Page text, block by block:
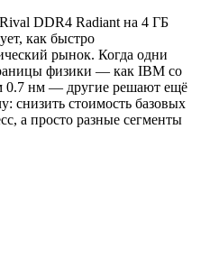
DDR4 Radiant на 4 ГБ
как быстро
рынок. Когда одни
физики — как IBM со
0.7 нм — другие решают ещё
снизить стоимость базовых
а просто разные сегменты